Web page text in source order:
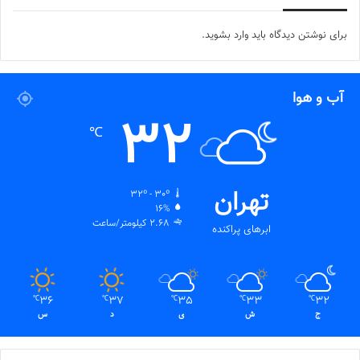
برای نوشتن دیدگاه باید وارد بشوید.
آب و هوا
تهران
ابرهای پراکنده
32
℃
32º - 30º
16%
2.68 کیلومتر/ساعت
32
℃
ج
33
℃
ش
35
℃
ی
37
℃
د
36
℃
س